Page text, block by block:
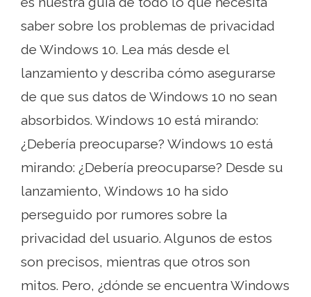
saber sobre los problemas de privacidad
de Windows 10. Lea más desde el
lanzamiento y describa cómo asegurarse
de que sus datos de Windows 10 no sean
absorbidos. Windows 10 está mirando:
¿Debería preocuparse? Windows 10 está
mirando: ¿Debería preocuparse? Desde su
lanzamiento, Windows 10 ha sido
perseguido por rumores sobre la
privacidad del usuario. Algunos de estos
son precisos, mientras que otros son
mitos. Pero, ¿dónde se encuentra Windows